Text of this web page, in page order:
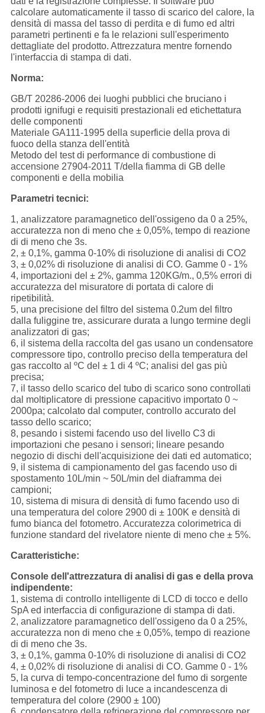
calcolare automaticamente il tasso di scarico del calore, la
densità di massa del tasso di perdita e di fumo ed altri
parametri pertinenti e fa le relazioni sull'esperimento
dettagliate del prodotto. Attrezzatura mentre fornendo
l'interfaccia di stampa di dati.
Norma:
GB/T 20286-2006 dei luoghi pubblici che bruciano i
prodotti ignifugi e requisiti prestazionali ed etichettatura
delle componenti
Materiale GA111-1995 della superficie della prova di
fuoco della stanza dell'entità
Metodo del test di performance di combustione di
accensione 27904-2011 T/della fiamma di GB delle
componenti e della mobilia
Parametri tecnici:
1, analizzatore paramagnetico dell'ossigeno da 0 a 25%,
accuratezza non di meno che ± 0,05%, tempo di reazione
di di meno che 3s.
2, ± 0,1%, gamma 0-10% di risoluzione di analisi di CO2
3, ± 0,02% di risoluzione di analisi di CO. Gamme 0 - 1%
4, importazioni del ± 2%, gamma 120KG/m., 0,5% errori di
accuratezza del misuratore di portata di calore di
ripetibilità.
5, una precisione del filtro del sistema 0.2um del filtro
dalla fuliggine tre, assicurare durata a lungo termine degli
analizzatori di gas;
6, il sistema della raccolta del gas usano un condensatore
compressore tipo, controllo preciso della temperatura del
gas raccolto al ºC del ± 1 di 4 ºC; analisi del gas più
precisa;
7, il tasso dello scarico del tubo di scarico sono controllati
dal moltiplicatore di pressione capacitivo importato 0 ~
2000pa; calcolato dal computer, controllo accurato del
tasso dello scarico;
8, pesando i sistemi facendo uso del livello C3 di
importazioni che pesano i sensori; lineare pesando
negozio di dischi dell'acquisizione dei dati ed automatico;
9, il sistema di campionamento del gas facendo uso di
spostamento 10L/min ~ 50L/min del diaframma dei
campioni;
10, sistema di misura di densità di fumo facendo uso di
una temperatura del colore 2900 di ± 100K e densità di
fumo bianca del fotometro. Accuratezza colorimetrica di
funzione standard del rivelatore niente di meno che ± 5%.
Caratteristiche:
Console dell'attrezzatura di analisi di gas e della prova
indipendente:
1, sistema di controllo intelligente di LCD di tocco e dello
SpA ed interfaccia di configurazione di stampa di dati.
2, analizzatore paramagnetico dell'ossigeno da 0 a 25%,
accuratezza non di meno che ± 0,05%, tempo di reazione
di di meno che 3s.
3, ± 0,1%, gamma 0-10% di risoluzione di analisi di CO2
4, ± 0,02% di risoluzione di analisi di CO. Gamme 0 - 1%
5, la curva di tempo-concentrazione del fumo di sorgente
luminosa e del fotometro di luce a incandescenza di
temperatura del colore (2900 ± 100)